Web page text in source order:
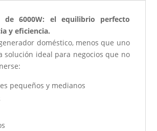
de 6000W: el equilibrio perfecto
y eficiencia.
doméstico, menos que uno
ideal para negocios que no
pequeños y medianos